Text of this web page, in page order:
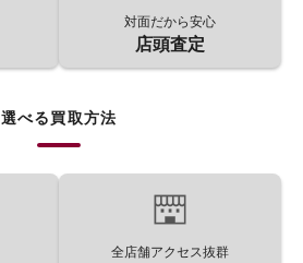
対面だから安心
店頭査定
選べる買取方法
全店舗アクセス抜群